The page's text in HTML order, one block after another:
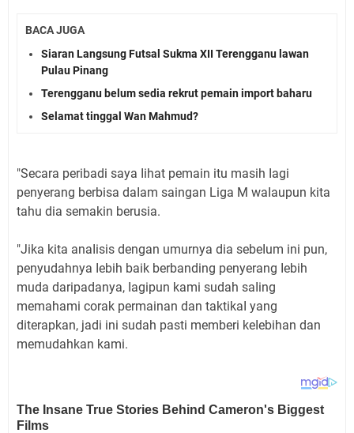
BACA JUGA
Siaran Langsung Futsal Sukma XII Terengganu lawan
Pulau Pinang
Terengganu belum sedia rekrut pemain import baharu
Selamat tinggal Wan Mahmud?
"Secara peribadi saya Iihat pemain itu masih Iagi
penyerang berbisa daIam saingan Liga M waIaupun kita
tahu dia semakin berusia.
"Jika kita anaIisis dengan umurnya dia sebeIum ini pun,
penyudahnya Iebih baik berbanding penyerang Iebih
muda daripadanya, Iagipun kami sudah saIing
memahami corak permainan dan taktikaI yang
diterapkan, jadi ini sudah pasti memberi keIebihan dan
memudahkan kami.